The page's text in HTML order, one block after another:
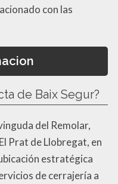
con las
de Baix Segur?
del Remolar,
Prat de Llobregat, en
estratégica
de cerrajería a